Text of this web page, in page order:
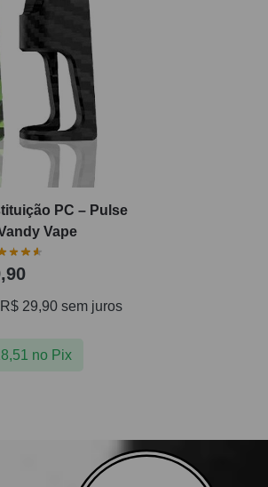
PC – Pulse
Vape
R$ 29,90 sem juros
no Pix